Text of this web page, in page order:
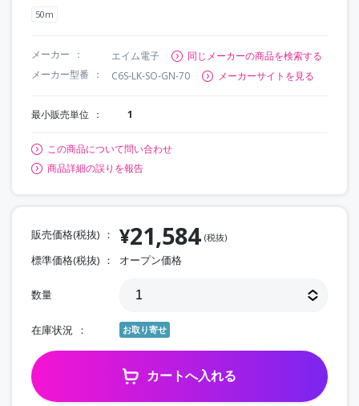
50m
メーカー エイム電子
同じメーカーの商品を検索する
メーカー型番
C6S-LK-SO-GN-70 メーカーサイトを見る
最小販売単位 1
この商品について問い合わせ
商品詳細の誤りを報告
販売価格(税抜) ¥21,584 (税抜)
標準価格(税抜) オープン価格
数量
在庫状況 お取り寄せ
カートへ入れる